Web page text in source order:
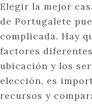
Elegir la mejor
de Portugalete
complicada. Hay
factores
ubicación y los
elección, es
recursos y